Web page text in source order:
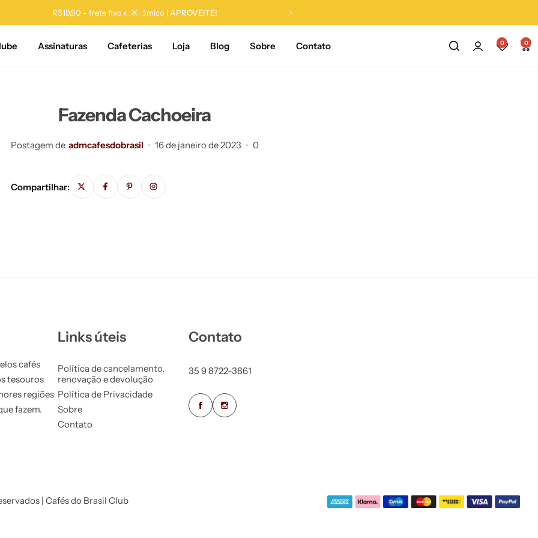
R$19,90 - frete fixo econômico | APROVEITE!
Assinaturas Cafeterias Loja Blog Sobre Contato 0 0
Fazenda Cachoeira
Postagem de admcafesdobrasil 16 de janeiro de 2023 0
Compartilhar:
cafés
tesouros
regiões
fazem.
Links úteis
Política de cancelamento,
renovação e devolução
Política de Privacidade
Sobre
Contato
Contato
35 9 8722-3861
| Cafés do Brasil Club